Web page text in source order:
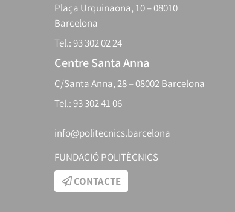
Plaça Urquinaona, 10 – 08010
Barcelona
Tel.: 93 302 02 24
Centre Santa Anna
C/Santa Anna, 28 – 08002 Barcelona
Tel.: 93 302 41 06
info@politecnics.barcelona
FUNDACIÓ POLITÈCNICS
CONTACTE